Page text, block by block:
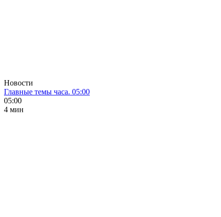
Новости
Главные темы часа. 05:00
05:00
4 мин